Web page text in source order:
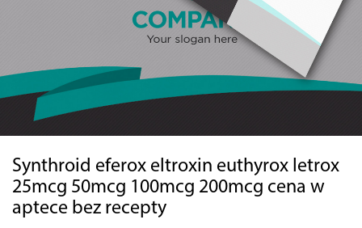
Synthroid eferox eltroxin euthyrox letrox
25mcg 50mcg 100mcg 200mcg cena w
aptece bez recepty